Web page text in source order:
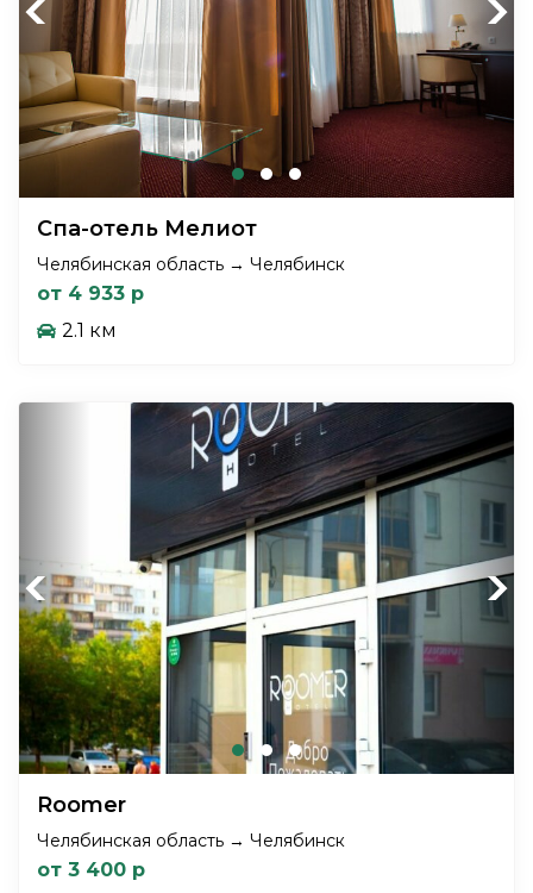
Previous Next
Спа-отель Мелиот
Челябинская область → Челябинск
от 4 933 р
2.1 км
Previous Next
Roomer
Челябинская область → Челябинск
от 3 400 р